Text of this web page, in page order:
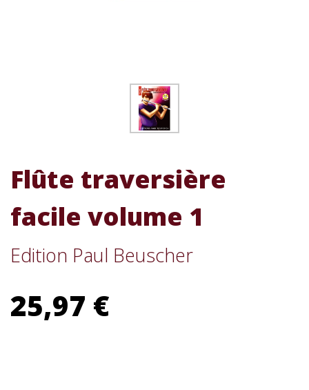
Flûte traversière
facile volume 1
Edition Paul Beuscher
25,97 €